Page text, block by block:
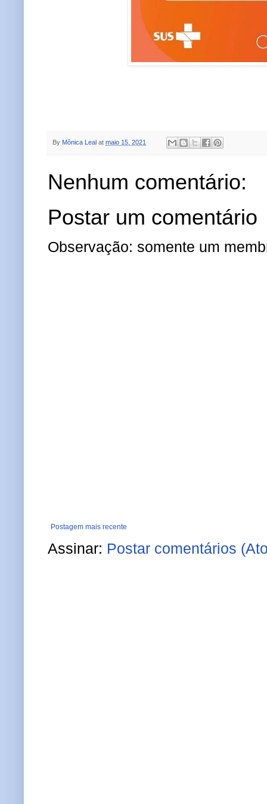
By Mônica Leal at maio 15, 2021
Nenhum comentário:
Postar um comentário
Observação: somente um
Postagem mais recente
Assinar: Postar comentários